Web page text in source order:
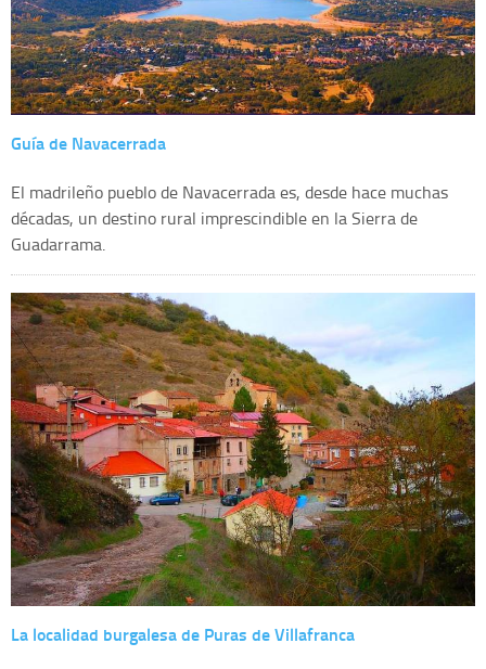
Guía de Navacerrada
El madrileño pueblo de Navacerrada es, desde hace muchas
décadas, un destino rural imprescindible en la Sierra de
Guadarrama.
La localidad burgalesa de Puras de Villafranca